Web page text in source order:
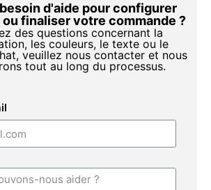
d'aide pour configurer
finaliser votre commande ?
des questions concernant la
les couleurs, le texte ou le
veuillez nous contacter et nous
tout au long du processus.